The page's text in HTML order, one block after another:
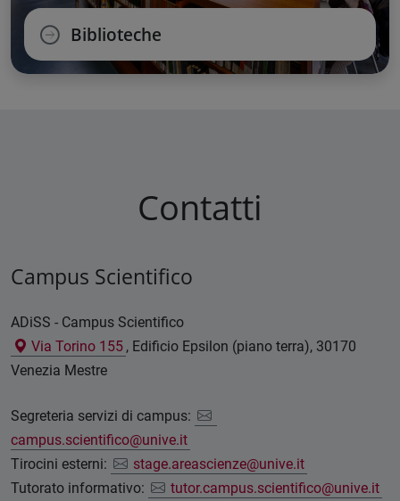
Biblioteche
Contatti
Campus Scientifico
ADiSS - Campus Scientifico
Via Torino 155 , Edificio Epsilon (piano terra), 30170
Venezia Mestre
Segreteria servizi di campus:
campus.scientifico@unive.it
Tirocini esterni:
stage.areascienze@unive.it
Tutorato informativo:
tutor.campus.scientifico@unive.it